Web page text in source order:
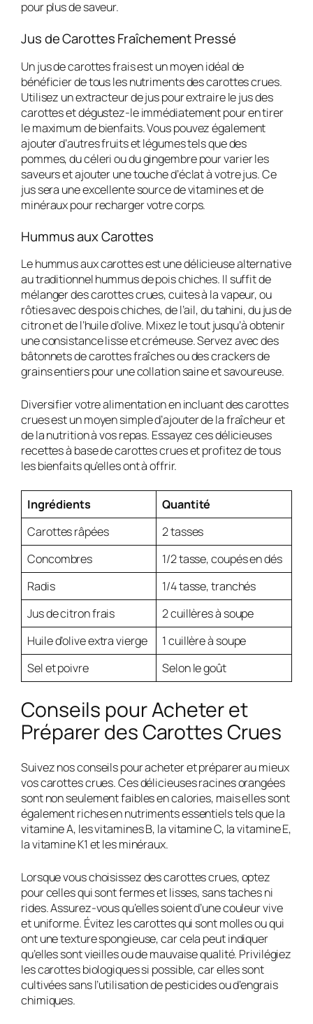
pour plus de saveur.
Jus de Carottes Fraîchement Pressé
Un jus de carottes frais est un moyen idéal de
bénéficier de tous les nutriments des carottes crues.
Utilisez un extracteur de jus pour extraire le jus des
carottes et dégustez-le immédiatement pour en tirer
le maximum de bienfaits. Vous pouvez également
ajouter d’autres fruits et légumes tels que des
pommes, du céleri ou du gingembre pour varier les
saveurs et ajouter une touche d’éclat à votre jus. Ce
jus sera une excellente source de vitamines et de
minéraux pour recharger votre corps.
Hummus aux Carottes
Le hummus aux carottes est une délicieuse alternative
au traditionnel hummus de pois chiches. Il suffit de
mélanger des carottes crues, cuites à la vapeur, ou
rôties avec des pois chiches, de l’ail, du tahini, du jus de
citron et de l’huile d’olive. Mixez le tout jusqu’à obtenir
une consistance lisse et crémeuse. Servez avec des
bâtonnets de carottes fraîches ou des crackers de
grains entiers pour une collation saine et savoureuse.
Diversifier votre alimentation en incluant des carottes
crues est un moyen simple d’ajouter de la fraîcheur et
de la nutrition à vos repas. Essayez ces délicieuses
recettes à base de carottes crues et profitez de tous
les bienfaits qu’elles ont à offrir.
Ingrédients
Quantité
Carottes râpées
2 tasses
Concombres
1/2 tasse, coupés en dés
Radis
1/4 tasse, tranchés
Jus de citron frais
2 cuillères à soupe
Huile d’olive extra vierge
1 cuillère à soupe
Sel et poivre
Selon le goût
Conseils pour Acheter et
Préparer des Carottes Crues
Suivez nos conseils pour acheter et préparer au mieux
vos carottes crues. Ces délicieuses racines orangées
sont non seulement faibles en calories, mais elles sont
également riches en nutriments essentiels tels que la
vitamine A, les vitamines B, la vitamine C, la vitamine E,
la vitamine K1 et les minéraux.
Lorsque vous choisissez des carottes crues, optez
pour celles qui sont fermes et lisses, sans taches ni
rides. Assurez-vous qu’elles soient d’une couleur vive
et uniforme. Évitez les carottes qui sont molles ou qui
ont une texture spongieuse, car cela peut indiquer
qu’elles sont vieilles ou de mauvaise qualité. Privilégiez
les carottes biologiques si possible, car elles sont
cultivées sans l’utilisation de pesticides ou d’engrais
chimiques.